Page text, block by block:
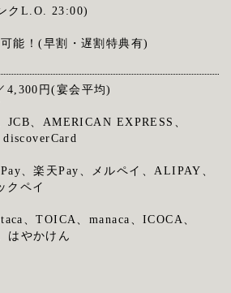
クL.O. 23:00)
能！(早割・遅割特典有)
4,300円(宴会平均)
JCB、AMERICAN EXPRESS、
、楽天Pay、メルペイ、ALIPAY、
クペイ
、TOICA、manaca、ICOCA、
はやかけん